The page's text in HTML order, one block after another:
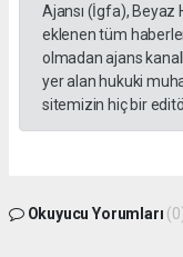
Ajansı (İgfa), Beyaz
eklenen tüm
olmadan ajans
yer alan hukuki
sitemizin hiç bir
Okuyucu Yorumları